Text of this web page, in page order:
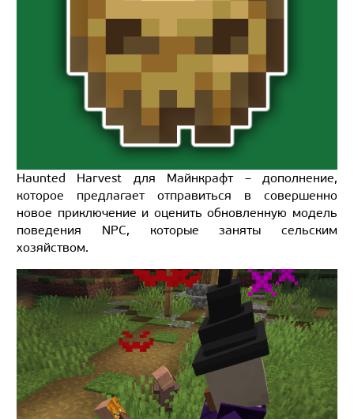
Haunted Harvest для Майнкрафт – дополнение,
которое предлагает отправиться в совершенно
новое приключение и оценить обновленную модель
поведения NPC, которые заняты сельским
хозяйством.